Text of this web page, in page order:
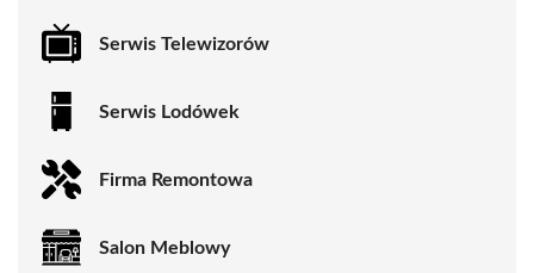
Serwis Telewizorów
Serwis Lodówek
Firma Remontowa
Salon Meblowy